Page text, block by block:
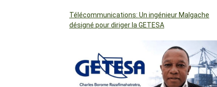
Télécommunications: Un ingénieur Malgache
désigné pour diriger la GETESA